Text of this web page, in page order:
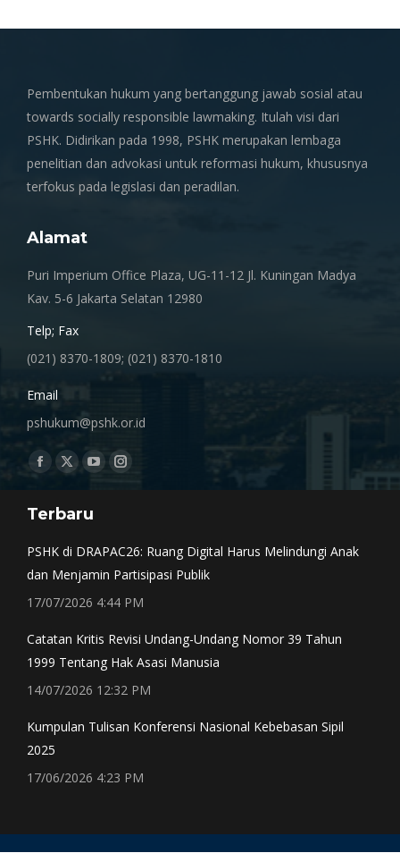
Pembentukan hukum yang bertanggung jawab sosial atau
towards socially responsible lawmaking. Itulah visi dari
PSHK. Didirikan pada 1998, PSHK merupakan lembaga
penelitian dan advokasi untuk reformasi hukum, khususnya
terfokus pada legislasi dan peradilan.
Alamat
Puri Imperium Office Plaza, UG-11-12 Jl. Kuningan Madya
Kav. 5-6 Jakarta Selatan 12980
Telp; Fax
(021) 8370-1809; (021) 8370-1810
Email
pshukum@pshk.or.id
Find us on:
Facebook
opens
window
X
opens
window
YouTube
opens
Instagram
window
Terbaru
PSHK di DRAPAC26: Ruang Digital Harus Melindungi Anak
dan Menjamin Partisipasi Publik
17/07/2026 4:44 PM
Catatan Kritis Revisi Undang-Undang Nomor 39 Tahun
1999 Tentang Hak Asasi Manusia
14/07/2026 12:32 PM
Kumpulan Tulisan Konferensi Nasional Kebebasan Sipil
2025
17/06/2026 4:23 PM